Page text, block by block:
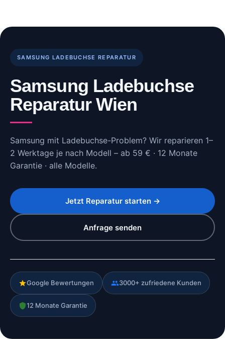
content
SAMSUNG LADEBUCHSE REPARATUR
Samsung Ladebuchse
Reparatur Wien
Samsung mit Ladebuchse-Problem? Wir reparieren 1–
2 Werktage je nach Modell – ab 59 € · 12 Monate
Garantie · alle Modelle.
Jetzt Reparatur starten →
Anfrage senden
Google Bewertungen 3000+ zufriedene Kunden
12 Monate Garantie